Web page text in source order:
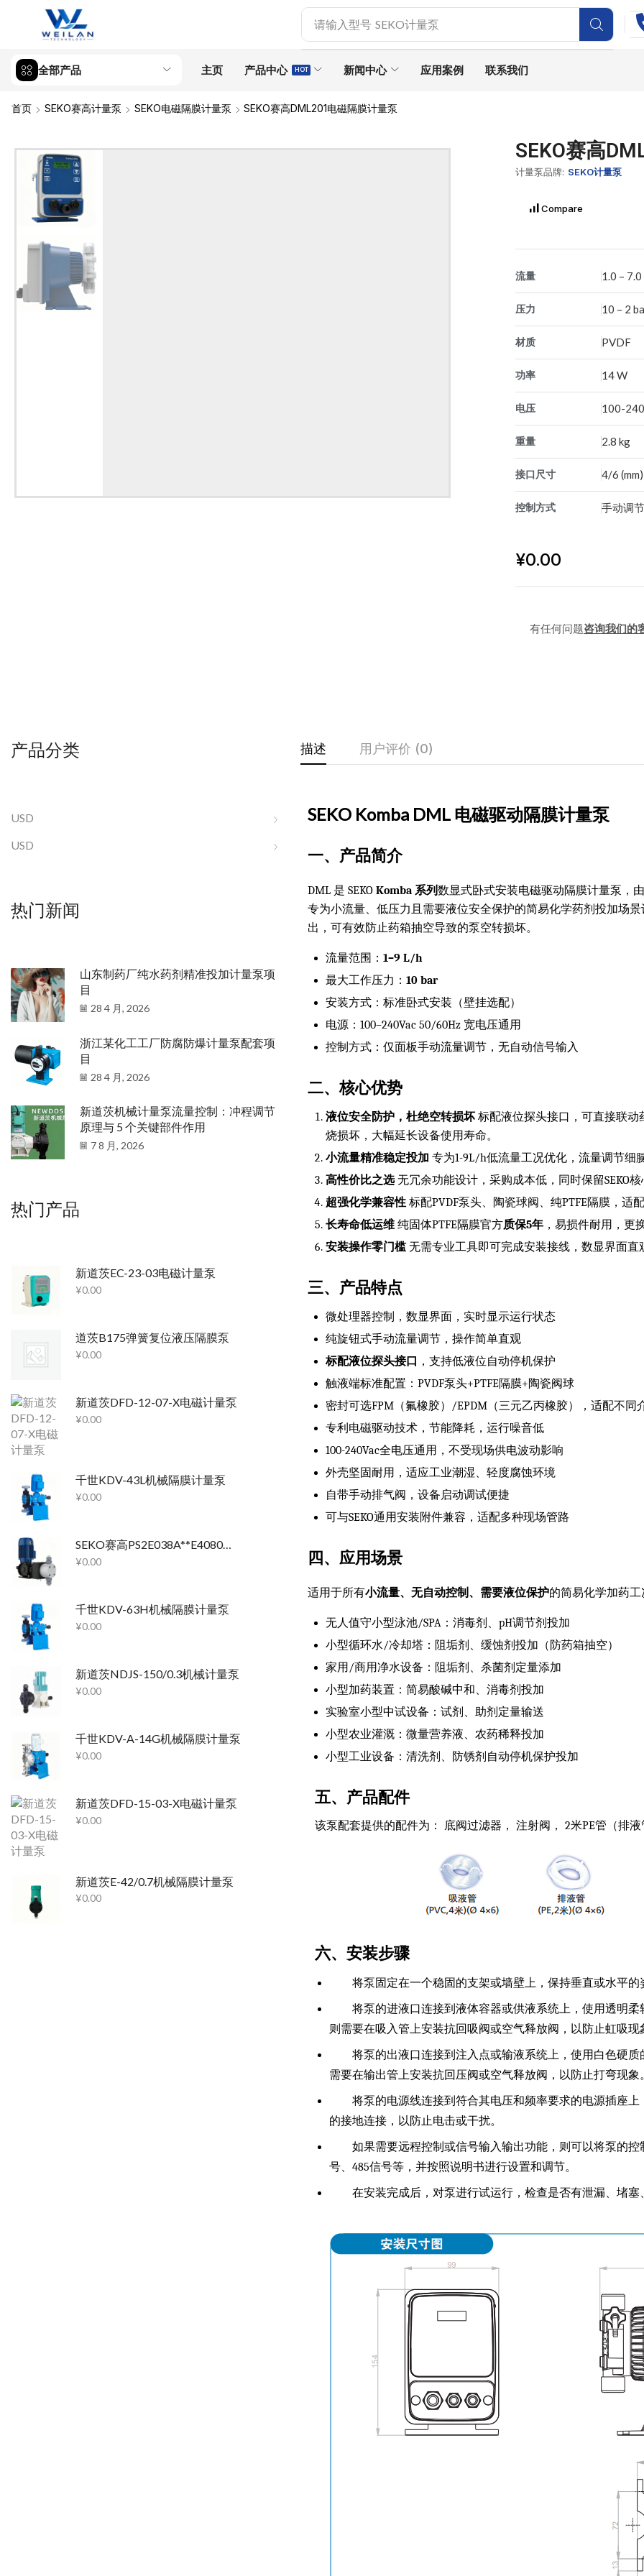
请输入型号 SEKO计量泵
全部产品 主页 产品中心 HOT 新闻中心 应用案例 联系我们
首页 SEKO赛高计量泵 SEKO电磁隔膜计量泵 SEKO赛高DML201电磁隔膜计量泵
SEKO赛高
计量泵品牌: SEKO计量泵
Compare
流量 1.0 –
压力 10 – 2
材质 PVDF
功率 14 W
电压 100-
重量 2.8 kg
接口尺寸 4/6 (mm)
控制方式 手动调
¥0.00
有任何问题咨询我们的
产品分类
USD
USD
热门新闻
山东制药厂纯水药剂精准投加计量泵项
目
28 4 月, 2026
浙江某化工工厂防腐防爆计量泵配套项
目
28 4 月, 2026
新道茨机械计量泵流量控制：冲程调节
原理与 5 个关键部件作用
7 8 月, 2026
热门产品
新道茨EC-23-03电磁计量泵
¥0.00
道茨B175弹簧复位液压隔膜泵
¥0.00
新道茨DFD-12-07-X电磁计量泵
¥0.00
千世KDV-43L机械隔膜计量泵
¥0.00
SEKO赛高PS2E038A**E4080机械隔膜计量泵
¥0.00
千世KDV-63H机械隔膜计量泵
¥0.00
新道茨NDJS-150/0.3机械计量泵
¥0.00
千世KDV-A-14G机械隔膜计量泵
¥0.00
新道茨DFD-15-03-X电磁计量泵
¥0.00
新道茨E-42/0.7机械隔膜计量泵
¥0.00
描述 用户评价 (0)
SEKO Komba DML 电磁驱动隔膜计量泵
一、产品简介
DML 是 SEKOKomba 系列数显式卧式安装电磁驱动隔膜计量泵，
专为小流量、低压力且需要液位安全保护的简易化学药剂投加场
出，可有效防止药箱抽空导致的泵空转损坏。
流量范围：1–9 L/h
最大工作压力：10 bar
安装方式：标准卧式安装（壁挂选配）
电源：100–240Vac 50/60Hz 宽电压通用
控制方式：仅面板手动流量调节，无自动信号输入
二、核心优势
液位安全防护，杜绝空转损坏 标配液位探头接口，可直接联
烧损坏，大幅延长设备使用寿命。
小流量精准稳定投加 专为1-9L/h低流量工况优化，流量调节细
高性价比之选无冗余功能设计，采购成本低，同时保留SEKO
超强化学兼容性 标配PVDF泵头、陶瓷球阀、纯PTFE隔膜，适
长寿命低运维 纯固体PTFE隔膜官方质保5年 ，易损件耐用，更
安装操作零门槛无需专业工具即可完成安装接线，数显界面直
三、产品特点
微处理器控制，数显界面，实时显示运行状态
纯旋钮式手动流量调节，操作简单直观
标配液位探头接口
，支持低液位自动停机保护
触液端标准配置：PVDF泵头+PTFE隔膜+陶瓷阀球
密封可选FPM（氟橡胶）/EPDM（三元乙丙橡胶），适配不同
专利电磁驱动技术，节能降耗，运行噪音低
100-240Vac全电压通用，不受现场供电波动影响
外壳坚固耐用，适应工业潮湿、轻度腐蚀环境
自带手动排气阀，设备启动调试便捷
可与SEKO通用安装附件兼容，适配多种现场管路
四、应用场景
适用于所有小流量、无自动控制、需要液位保护的简易化学加药工
无人值守小型泳池/SPA：消毒剂、pH调节剂投加
小型循环水/冷却塔：阻垢剂、缓蚀剂投加（防药箱抽空）
家用/商用净水设备：阻垢剂、杀菌剂定量添加
小型加药装置：简易酸碱中和、消毒剂投加
实验室小型中试设备：试剂、助剂定量输送
小型农业灌溉：微量营养液、农药稀释投加
小型工业设备：清洗剂、防锈剂自动停机保护投加
五、产品配件
该泵配套提供的配件为： 底阀过滤器， 注射阀， 2米PE管（排液
六、安装步骤
将泵固定在一个稳固的支架或墙壁上，保持垂直或水平的
将泵的进液口连接到液体容器或供液系统上，使用透明柔
则需要在吸入管上安装抗回吸阀或空气释放阀，以防止虹吸现
将泵的出液口连接到注入点或输液系统上，使用白色硬质
需要在输出管上安装抗回压阀或空气释放阀，以防止打弯现象
将泵的电源线连接到符合其电压和频率要求的电源插座上
的接地连接，以防止电击或干扰。
如果需要远程控制或信号输入输出功能，则可以将泵的控
号、485信号等，并按照说明书进行设置和调节。
在安装完成后，对泵进行试运行，检查是否有泄漏、堵塞